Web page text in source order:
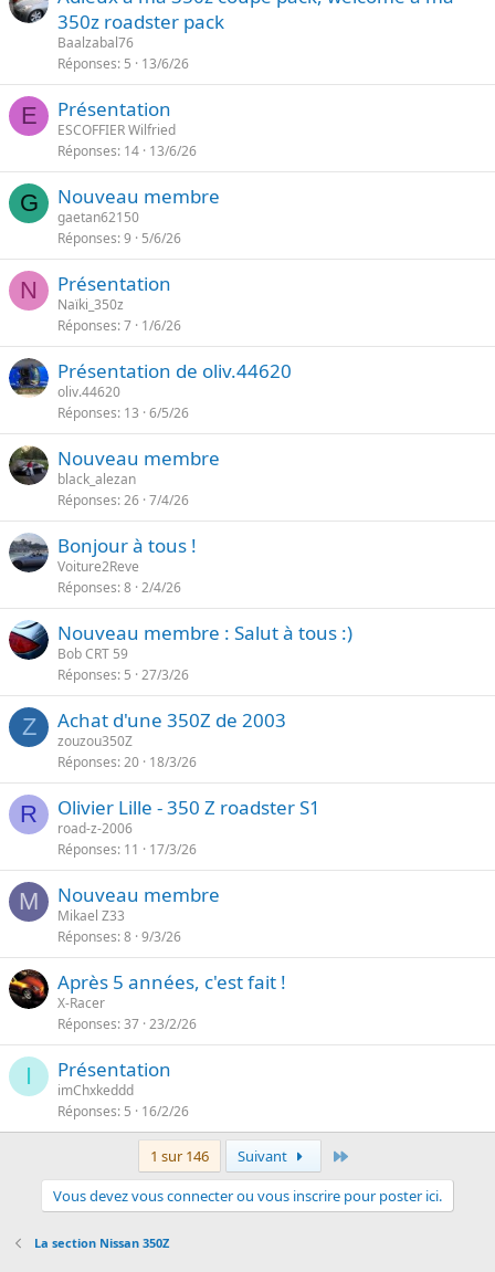
350z roadster pack
Baalzabal76
Réponses 5 13/6/26
E Présentation
ESCOFFIER Wilfried
Réponses 14 13/6/26
G Nouveau membre
gaetan62150
Réponses 9 5/6/26
N Présentation
Naïki_350z
Réponses 7 1/6/26
Présentation de oliv.44620
oliv.44620
Réponses 13 6/5/26
Nouveau membre
black_alezan
Réponses 26 7/4/26
Bonjour à tous !
Voiture2Reve
Réponses 8 2/4/26
Nouveau membre : Salut à tous :)
Bob CRT 59
Réponses 5 27/3/26
Z Achat d'une 350Z de 2003
zouzou350Z
Réponses 20 18/3/26
R Olivier Lille - 350 Z roadster S1
road-z-2006
Réponses 11 17/3/26
M Nouveau membre
Mikael Z33
Réponses 8 9/3/26
Après 5 années, c'est fait !
X-Racer
Réponses 37 23/2/26
I Présentation
imChxkeddd
Réponses 5 16/2/26
1 sur 146 Suivant
Vous devez vous connecter ou vous inscrire pour poster ici.
La section Nissan 350Z